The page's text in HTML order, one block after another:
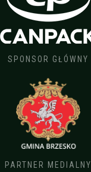
SPONSOR GŁÓWNY
PARTNER MEDIALNY